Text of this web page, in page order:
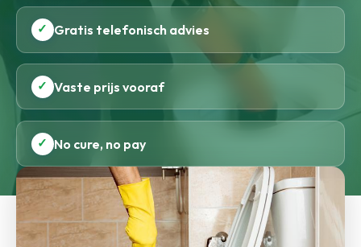
✓ Gratis telefonisch advies
✓ Vaste prijs vooraf
✓ No cure, no pay